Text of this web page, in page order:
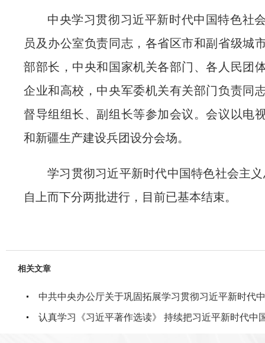
中央学习贯彻习近平新时代中国特色社
员及办公室负责同志，各省区市和副省级城
部部长，中央和国家机关各部门、各人民团
企业和高校，中央军委机关有关部门负责同
督导组组长、副组长等参加会议。会议以电
和新疆生产建设兵团设分会场。
学习贯彻习近平新时代中国特色社会主
自上而下分两批进行，目前已基本结束。
相关文章
中共中央办公厅关于巩固拓展学习贯彻习近平新时代
认真学习《习近平著作选读》 持续把习近平新时代中